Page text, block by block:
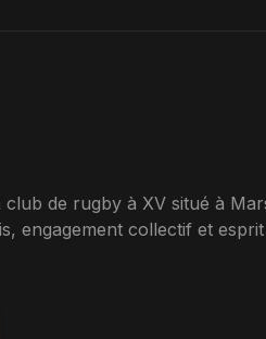
de rugby à XV situé à
engagement collectif et esprit